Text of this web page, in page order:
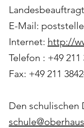
E-Mail:
Internet: http://
Telefon : +49 211
Fax: +49 211
Den schulischen